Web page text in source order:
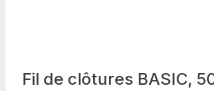
Fil de clôtures BASIC,